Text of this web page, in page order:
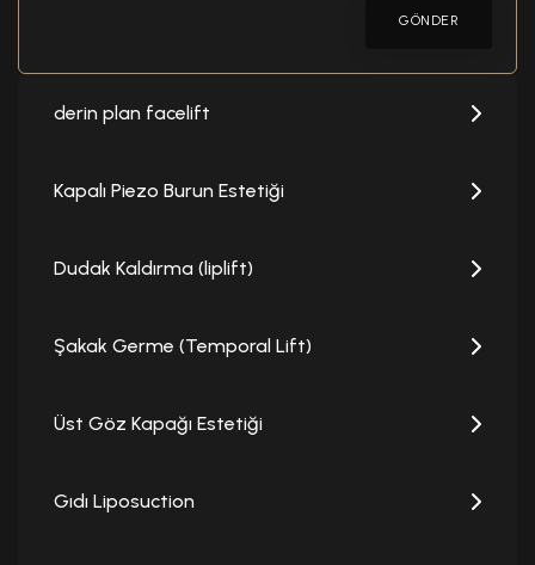
derin plan facelift
Kapalı Piezo Burun Estetiği
Dudak Kaldırma (liplift)
Şakak Germe (Temporal Lift)
Üst Göz Kapağı Estetiği
Gıdı Liposuction
GÖNDER